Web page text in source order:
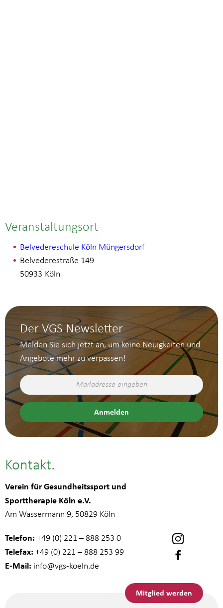
Veranstaltungsort
Belvedereschule Köln Müngersdorf
Belvederestraße 149
Köln
50933
Der VGS Newsletter
Melden Sie sich jetzt an, um keine Neuigkeiten und
Angebote mehr zu verpassen!
Kontakt
Verein für Gesundheitssport und
Sporttherapie Köln e.V.
Am Wassermann 9, 50829 Köln
Telefon: +49 (0) 221 – 888 253 0
Telefax: +49 (0) 221 – 888 253 99
E-Mail: info@vgs-koeln.de
Mitglied werden